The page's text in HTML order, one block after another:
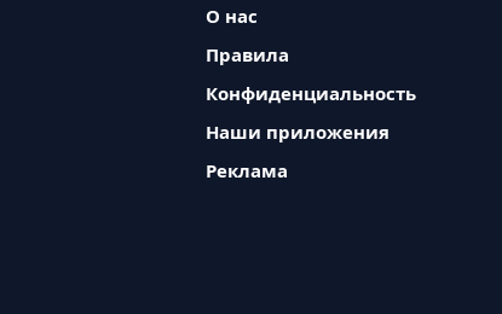
О нас
Правила
Конфиденциальность
Наши приложения
Реклама